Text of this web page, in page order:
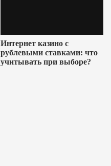
Интернет казино с
рублевыми ставками: что
учитывать при выборе?